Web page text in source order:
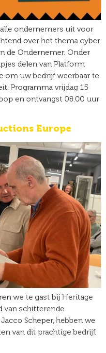
ondernemers uit voor
over het thema cyber
de Ondernemer. Onder
delen van Platform
om uw bedrijf weerbaar te
Programma vrijdag 15
en ontvangst 08.00 uur
Europe
we te gast bij Heritage
van schitterende
Scheper, hebben we
van dit prachtige bedrijf.